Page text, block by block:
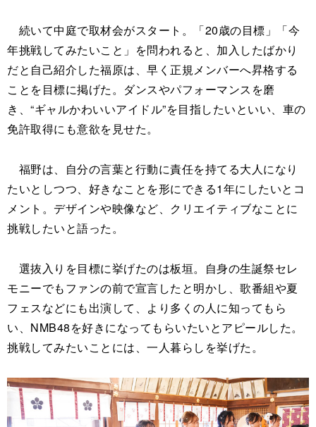
続いて中庭で取材会がスタート。「20歳の目標」「今
年挑戦してみたいこと」を問われると、加入したばかり
だと自己紹介した福原は、早く正規メンバーへ昇格する
ことを目標に掲げた。ダンスやパフォーマンスを磨
き、“ギャルかわいいアイドル”を目指したいといい、車の
免許取得にも意欲を見せた。
福野は、自分の言葉と行動に責任を持てる大人になり
たいとしつつ、好きなことを形にできる1年にしたいとコ
メント。デザインや映像など、クリエイティブなことに
挑戦したいと語った。
選抜入りを目標に挙げたのは板垣。自身の生誕祭セレ
モニーでもファンの前で宣言したと明かし、歌番組や夏
フェスなどにも出演して、より多くの人に知ってもら
い、NMB48を好きになってもらいたいとアピールした。
挑戦してみたいことには、一人暮らしを挙げた。